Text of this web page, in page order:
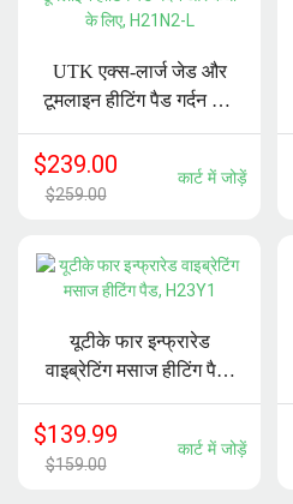
UTK एक्स-लार्ज जेड और
टूमलाइन हीटिंग पैड गर्दन और
कंधों के लिए, H21N2-L
$239.00
$259.00
कार्ट में जोड़ें
यूटीके फार इन्फ्रारेड
वाइब्रेटिंग मसाज हीटिंग पैड,
H23Y1
$139.99
$159.00
कार्ट में जोड़ें